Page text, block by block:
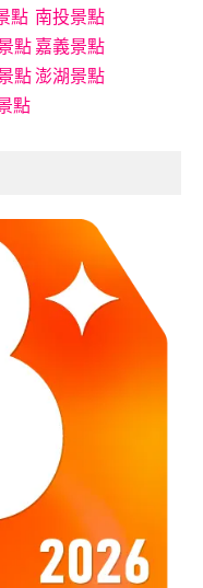
點 南投景點
點嘉義景點
點澎湖景點
點